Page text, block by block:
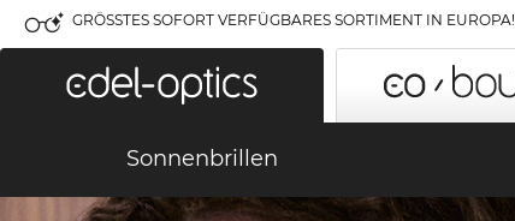
GRÖSSTES SOFORT VERFÜGBARES SORTIMENT IN EUROPA!
Sonnenbrillen